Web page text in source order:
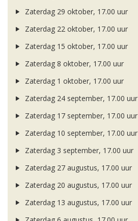
Zaterdag 29 oktober, 17.00 uur
Zaterdag 22 oktober, 17.00 uur
Zaterdag 15 oktober, 17.00 uur
Zaterdag 8 oktober, 17.00 uur
Zaterdag 1 oktober, 17.00 uur
Zaterdag 24 september, 17.00 uur
Zaterdag 17 september, 17.00 uur
Zaterdag 10 september, 17.00 uur
Zaterdag 3 september, 17.00 uur
Zaterdag 27 augustus, 17.00 uur
Zaterdag 20 augustus, 17.00 uur
Zaterdag 13 augustus, 17.00 uur